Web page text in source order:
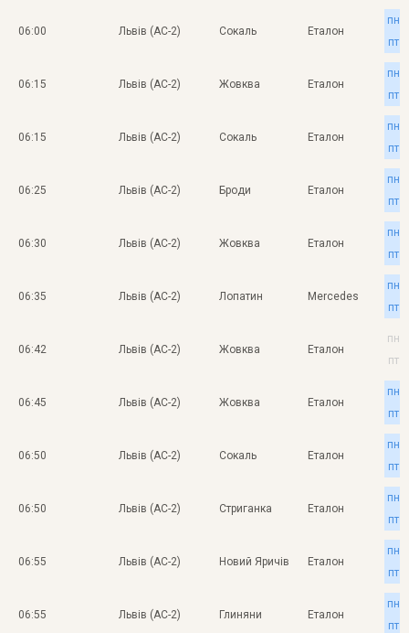
06:00 Львів (АС-2) Сокаль Еталон
пн
пт
06:15 Львів (АС-2) Жовква Еталон
пн
пт
06:15 Львів (АС-2) Сокаль Еталон
пн
пт
06:25 Львів (АС-2) Броди Еталон
пн
пт
06:30 Львів (АС-2) Жовква Еталон
пн
пт
06:35 Львів (АС-2) Лопатин Mercedes
пн
пт
06:42 Львів (АС-2) Жовква Еталон
пн
пт
06:45 Львів (АС-2) Жовква Еталон
пн
пт
06:50 Львів (АС-2) Сокаль Еталон
пн
пт
06:50 Львів (АС-2) Стриганка Еталон
пн
пт
06:55 Львів (АС-2) Новий Яричів Еталон
пн
пт
06:55 Львів (АС-2) Глиняни Еталон
пн
пт